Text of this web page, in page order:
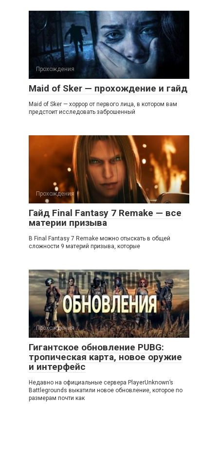
Прохождения
Maid of Sker — прохождение и гайд
Maid of Sker — хоррор от первого лица, в котором вам
предстоит исследовать заброшенный
Прохождения
Гайд Final Fantasy 7 Remake — все
материи призыва
В Final Fantasy 7 Remake можно отыскать в общей
сложности 9 материй призыва, которые
Прохождения
Гигантское обновление PUBG:
тропическая карта, новое оружие
и интерфейс
Недавно на официальные сервера PlayerUnknown’s
Battlegrounds выкатили новое обновление, которое по
размерам почти как